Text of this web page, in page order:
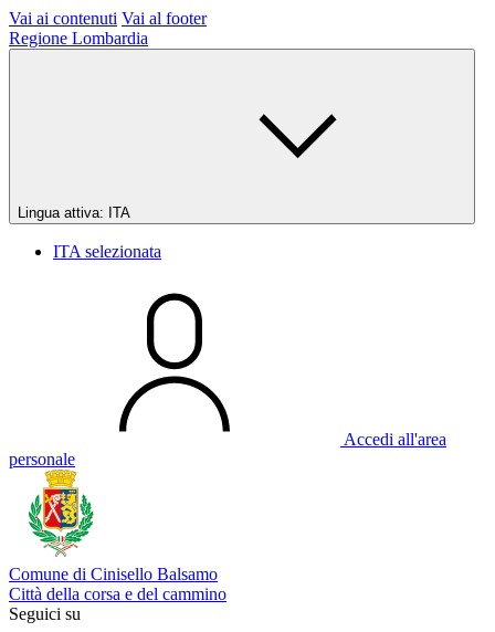
Vai ai contenuti Vai al footer
Regione Lombardia
Lingua attiva: ITA
ITA selezionata
Accedi all'area
personale
Comune di Cinisello Balsamo
Città della corsa e del cammino
Seguici su